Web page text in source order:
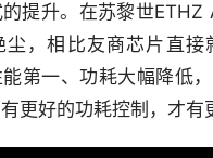
提升。在苏黎世
尘，相比友商芯片直
第一、功耗大幅降低
更好的功耗控制，才有